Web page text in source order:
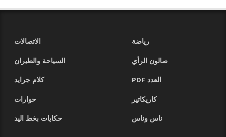
رياضة
الاتصالات
صالون الرأي
السياحة والطيران
العدد PDF
كلام جرايد
كاريكاتير
حوارات
ناس وناس
حكايات بخط اليد